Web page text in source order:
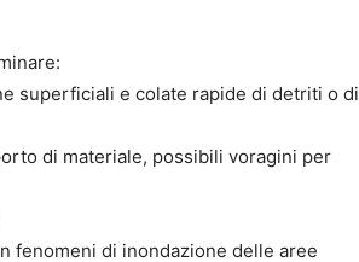
superficiali e colate rapide di detriti o di
di materiale, possibili voragini per
fenomeni di inondazione delle aree